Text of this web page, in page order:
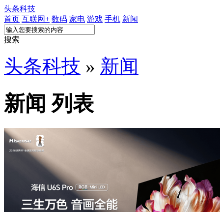
头条科技
首页 互联网+ 数码 家电 游戏 手机 新闻
搜索
头条科技 » 新闻
新闻 列表